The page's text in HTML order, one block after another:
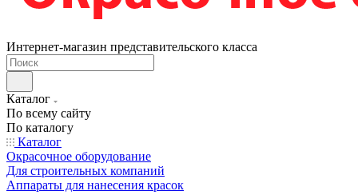
Интернет-магазин представительского класса
Каталог
По всему сайту
По каталогу
Каталог
Окрасочное оборудование
Для строительных компаний
Аппараты для нанесения красок